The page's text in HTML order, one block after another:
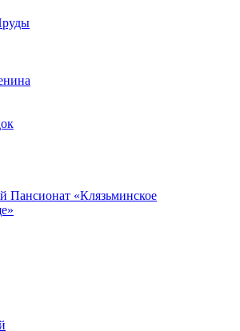
Пансионат «Клязьминское